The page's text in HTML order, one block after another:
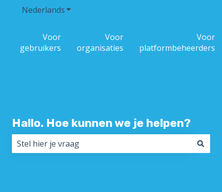
NederlandsSubmenu tonen voor vertalingen
Voor
gebruikers
Voor
organisaties
Voor
platformbeheerders
Hallo. Hoe kunnen we je helpen?